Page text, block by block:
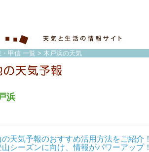
甲信 一覧 > 木戸浜の天気
浜
天気予報のおすすめ活用方法をご紹介！
シーズンに向け、情報がパワーアップ！